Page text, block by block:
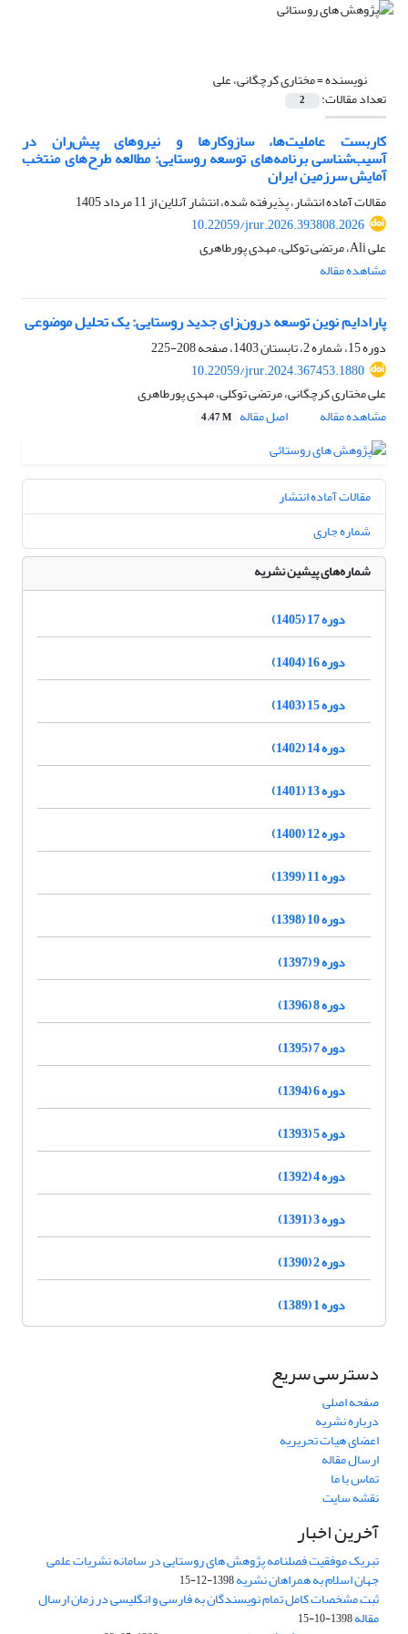
نویسنده =مختاری کرچگانی، علی
تعداد مقالات: 2
کاربست عاملیت‌ها، سازوکارها و نیروهای پیش‌ران در
آسیب‌شناسی برنامه‌های توسعه روستایی: مطالعه طرح‌های منتخب
آمایش سرزمین ایران
مقالات آماده انتشار، پذیرفته شده، انتشار آنلاین از11 مرداد 1405
10.22059/jrur.2026.393808.2026
علی Ali، مرتضی توکلی، مهدی پورطاهری
مشاهده مقاله
پارادایم نوین توسعه درون‌زای جدید روستایی: یک تحلیل موضوعی
دوره 15، شماره 2، تابستان 1403، صفحه
208-225
10.22059/jrur.2024.367453.1880
علی مختاری کرچگانی، مرتضی توکلی، مهدی پورطاهری
مشاهده مقاله
اصل مقاله 4.47 M
مقالات آماده انتشار
شماره جاری
شماره‌های پیشین نشریه
دوره 17 (1405)
دوره 16 (1404)
دوره 15 (1403)
دوره 14 (1402)
دوره 13 (1401)
دوره 12 (1400)
دوره 11 (1399)
دوره 10 (1398)
دوره 9 (1397)
دوره 8 (1396)
دوره 7 (1395)
دوره 6 (1394)
دوره 5 (1393)
دوره 4 (1392)
دوره 3 (1391)
دوره 2 (1390)
دوره 1 (1389)
دسترسی سریع
صفحه اصلی
درباره نشریه
اعضای هیات تحریریه
ارسال مقاله
تماس با ما
نقشه سایت
آخرین اخبار
تبریک موفقیت فصلنامه پژوهش های روستایی در سامانه نشریات علمی
جهان اسلام به همراهان نشریه1398-12-15
ثبت مشخصات کامل تمام نویسندگان به فارسی و انگلیسی در زمان ارسال
مقاله1398-10-15